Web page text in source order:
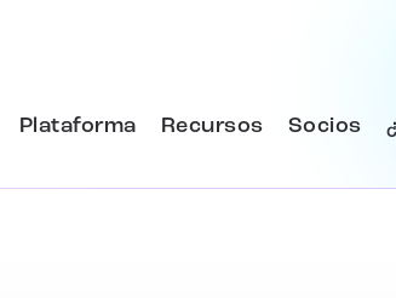
Plataforma Recursos Socios